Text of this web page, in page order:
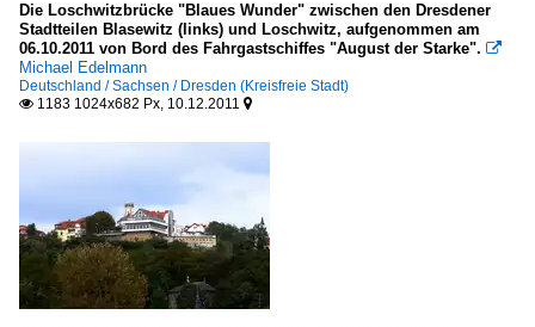
Die Loschwitzbrücke "Blaues Wunder" zwischen den Dresdener
Stadtteilen Blasewitz (links) und Loschwitz, aufgenommen am
06.10.2011 von Bord des Fahrgastschiffes "August der Starke". 
Michael Edelmann
Deutschland / Sachsen / Dresden (Kreisfreie Stadt)
 1183 1024x682 Px, 10.12.2011 